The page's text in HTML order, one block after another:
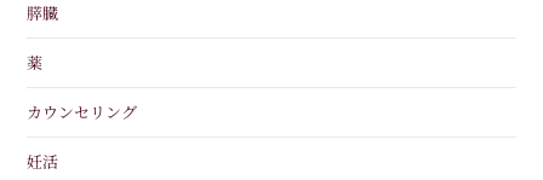
膵臓
薬
カウンセリング
妊活